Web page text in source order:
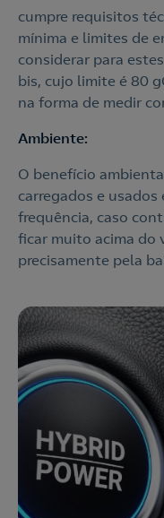
cumpre requisitos
mínima e limites de
considerar para
bis, cujo limite é 80
na forma de medir
Ambiente:
O benefício
carregados e
frequência, caso
ficar muito acima do
precisamente pela